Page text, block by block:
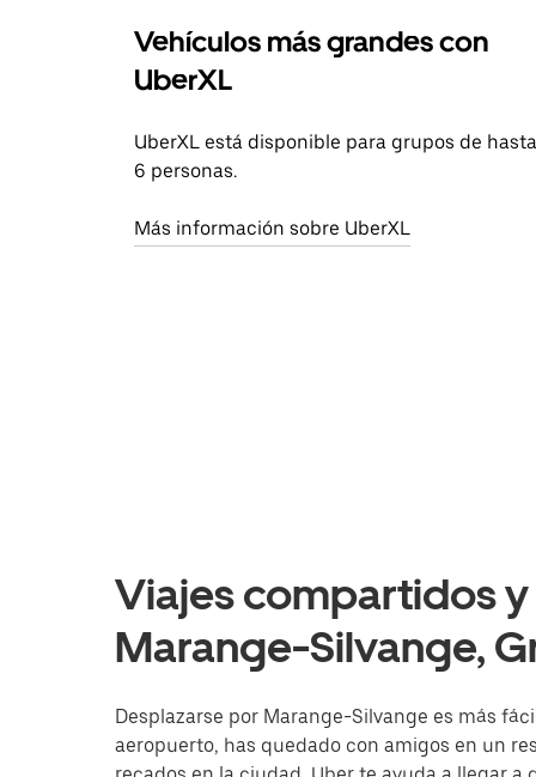
Vehículos más grandes con
UberXL
UberXL está disponible para grupos de hasta
6 personas.
Más información sobre UberXL
Viajes compartidos
Marange-Silvange,
Desplazarse por Marange-Silvange es más
aeropuerto, has quedado con amigos en un